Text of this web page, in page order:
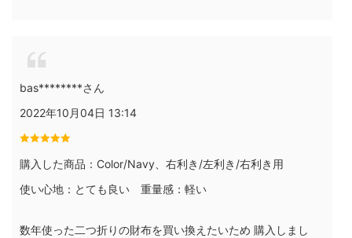
bas********さん
2022年10月04日 13:14
購入した商品：Color/Navy、右利き/左利き/右利き用
使い心地：とても良い 重量感：軽い
数年使った二つ折りの財布を買い換えたいため 購入しまし